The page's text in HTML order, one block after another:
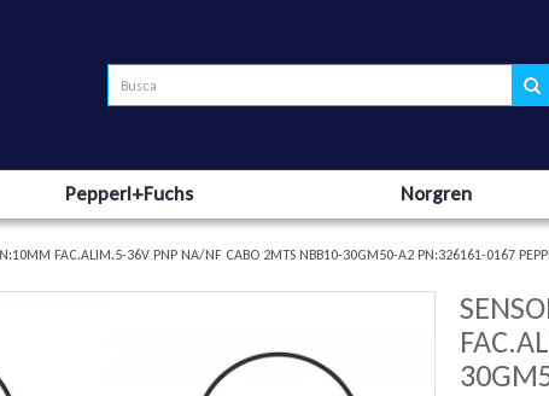
Pepperl+Fuchs Norgren
FAC.ALIM.5-36V PNP NA/NF CABO 2MTS NBB10-30GM50-A2 PN:326161-0167